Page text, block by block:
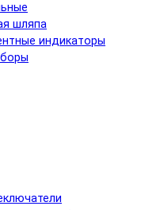
шляпа
индикаторы